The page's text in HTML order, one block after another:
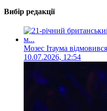
Вибір редакції
Мозес Ітаума
10.07.2026, 12:54